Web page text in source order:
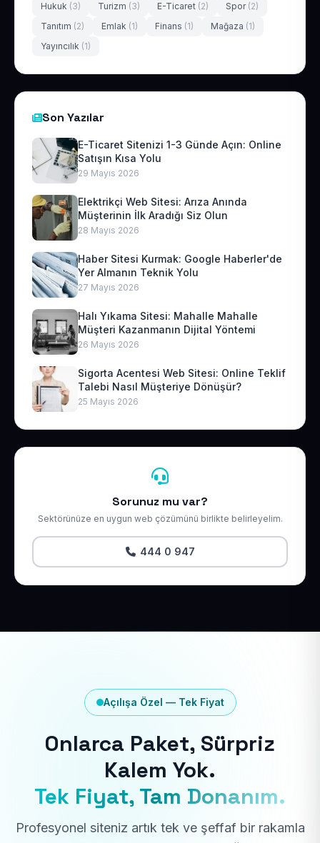
Hukuk (3) Turizm (3) E-Ticaret (2) Spor (2)
Tanıtım (2) Emlak (1) Finans (1) Mağaza (1)
Yayıncılık (1)
Son Yazılar
E-Ticaret Sitenizi 1-3 Günde Açın: Online
Satışın Kısa Yolu
29 Mayıs 2026
Elektrikçi Web Sitesi: Arıza Anında
Müşterinin İlk Aradığı Siz Olun
28 Mayıs 2026
Haber Sitesi Kurmak: Google Haberler'de
Yer Almanın Teknik Yolu
27 Mayıs 2026
Halı Yıkama Sitesi: Mahalle Mahalle
Müşteri Kazanmanın Dijital Yöntemi
26 Mayıs 2026
Sigorta Acentesi Web Sitesi: Online Teklif
Talebi Nasıl Müşteriye Dönüşür?
25 Mayıs 2026
Sorunuz mu var?
Sektörünüze en uygun web çözümünü birlikte belirleyelim.
444 0 947
Açılışa Özel — Tek Fiyat
Onlarca Paket, Sürpriz
Kalem Yok.
Tek Fiyat, Tam Donanım.
Profesyonel siteniz artık tek ve şeffaf bir rakamla